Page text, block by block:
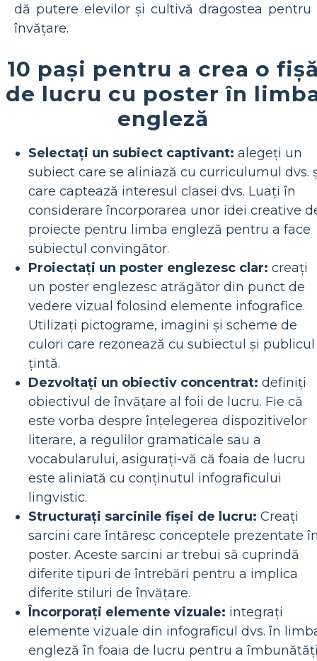
dă putere elevilor și cultivă dragostea pentru
învățare.
10 pași pentru a crea o
de lucru cu poster în
engleză
Selectați un subiect captivant: alegeți un
subiect care se aliniază cu curriculumul dvs.
care captează interesul clasei dvs. Luați în
considerare încorporarea unor idei creative
proiecte pentru limba engleză pentru a face
subiectul convingător.
Proiectați un poster englezesc clar: creați
un poster englezesc atrăgător din punct de
vedere vizual folosind elemente infografice.
Utilizați pictograme, imagini și scheme de
culori care rezonează cu subiectul și publicul
țintă.
Dezvoltați un obiectiv concentrat: definiți
obiectivul de învățare al foii de lucru. Fie că
este vorba despre înțelegerea dispozitivelor
literare, a regulilor gramaticale sau a
vocabularului, asigurați-vă că foaia de lucru
este aliniată cu conținutul infograficului
lingvistic.
Structurați sarcinile fișei de lucru: Creați
sarcini care întăresc conceptele prezentate
poster. Aceste sarcini ar trebui să cuprindă
diferite tipuri de întrebări pentru a implica
diferite stiluri de învățare.
Încorporați elemente vizuale: integrați
elemente vizuale din infograficul dvs. în
engleză în foaia de lucru pentru a